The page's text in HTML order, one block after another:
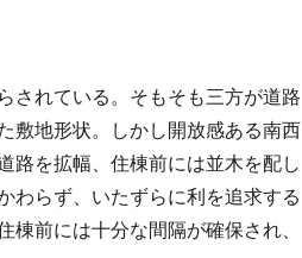
されている。そもそも三方が道路
敷地形状。しかし開放感ある南西
路を拡幅、住棟前には並木を配し
わらず、いたずらに利を追求する
前には十分な間隔が確保され、